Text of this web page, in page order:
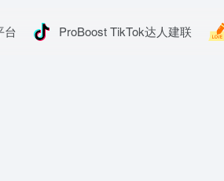
台 ProBoost TikTok达人建联